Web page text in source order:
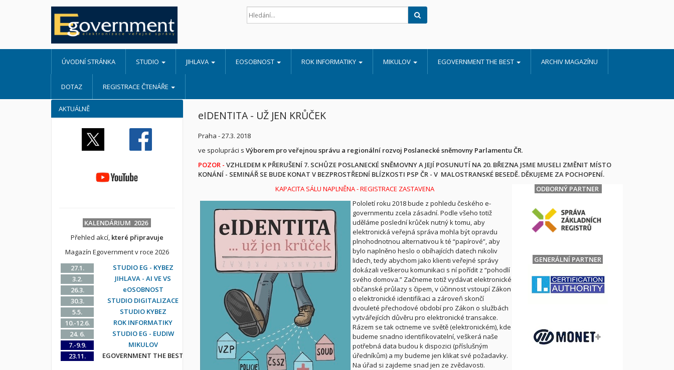
ÚVODNÍ STRÁNKA STUDIO JIHLAVA EOSOBNOST ROK INFORMATIKY MIKULOV EGOVERNMENT THE BEST ARCHIV MAGAZÍNU
DOTAZ REGISTRACE ČTENÁŘE
eIDENTITA - UŽ JEN KRŮČEK
Praha - 27.3. 2018
ve spolupráci s Výborem pro veřejnou správu a regionální rozvoj Poslanecké sněmovny Parlamentu ČR.
POZOR - VZHLEDEM K PŘERUŠENÍ 7. SCHŮZE POSLANECKÉ SNĚMOVNY A JEJÍ POSUNUTÍ NA 20. BŘEZNA JSME MUSELI ZMĚNIT MÍSTO
KONÁNÍ - SEMINÁŘ SE BUDE KONAT V BEZPROSTŘEDNÍ BLÍZKOSTI PSP ČR - V MALOSTRANSKÉ BESEDĚ. DĚKUJEME ZA POCHOPENÍ.
ODBORNÝ PARTNER
GENERÁLNÍ PARTNER
KAPACITA SÁLU NAPLNĚNA - REGISTRACE ZASTAVENA
Pololetí roku 2018 bude z pohledu českého e-
governmentu zcela zásadní. Podle všeho totiž
uděláme poslední krůček nutný k tomu, aby
elektronická veřejná správa mohla být opravdu
plnohodnotnou alternativou k té “papírové”, aby
bylo naplněno heslo o obíhajících datech nikoliv
lidech, tedy abychom jako klienti veřejné správy
dokázali veškerou komunikaci s ní pořídit z “pohodlí
svého domova.” Začneme totiž vydávat elektronické
občanské průlazy s čipem, v účinnost vstoupí Zákon
o elektronické identifikaci a zároveň skončí
dvouleté přechodové období pro Zákon o službách
vytvářejících důvěru pro elektronické transakce.
Rázem se tak octneme ve světě (elektronickém), kde
budeme snadno identifikovatelní, veškerá naše
potřebná data budou k dispozici (příslušným
úředníkům) a my budeme jen klikat své požadavky.
Na úřad si zajdeme snad jen ze zvědavosti.
AKTUÁLNĚ
KALENDÁRIUM 2026
Přehled akcí, které připravuje
Magazín Egovernment v roce 2026
27.1.
STUDIO EG - KYBEZ
3.2.
JIHLAVA - AI VE VS
26.3.
eOSOBNOST
30.3.
STUDIO DIGITALIZACE
5.5.
STUDIO KYBEZ
10.-12.6.
ROK INFORMATIKY
24. 6.
STUDIO EG - EUDIW
7.-9.9.
MIKULOV
23.11.
EGOVERNMENT THE BEST